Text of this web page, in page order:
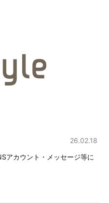
26.02.18
アカウント・メッセージ等に